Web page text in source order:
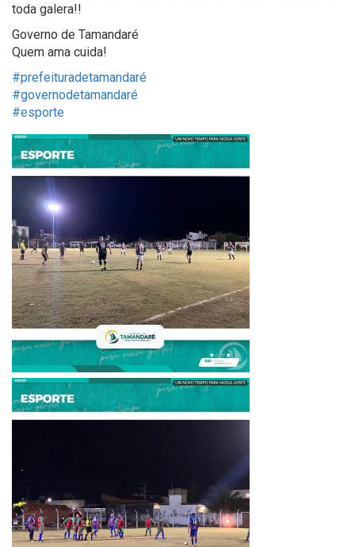
toda galera!!
Governo de Tamandaré
Quem ama cuida!
#prefeituradetamandaré
#governodetamandaré
#esporte